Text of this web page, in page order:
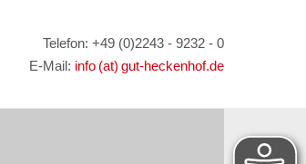
Telefon: +49 (0)2243 - 9232 - 0
E-Mail: info (at) gut-heckenhof.de